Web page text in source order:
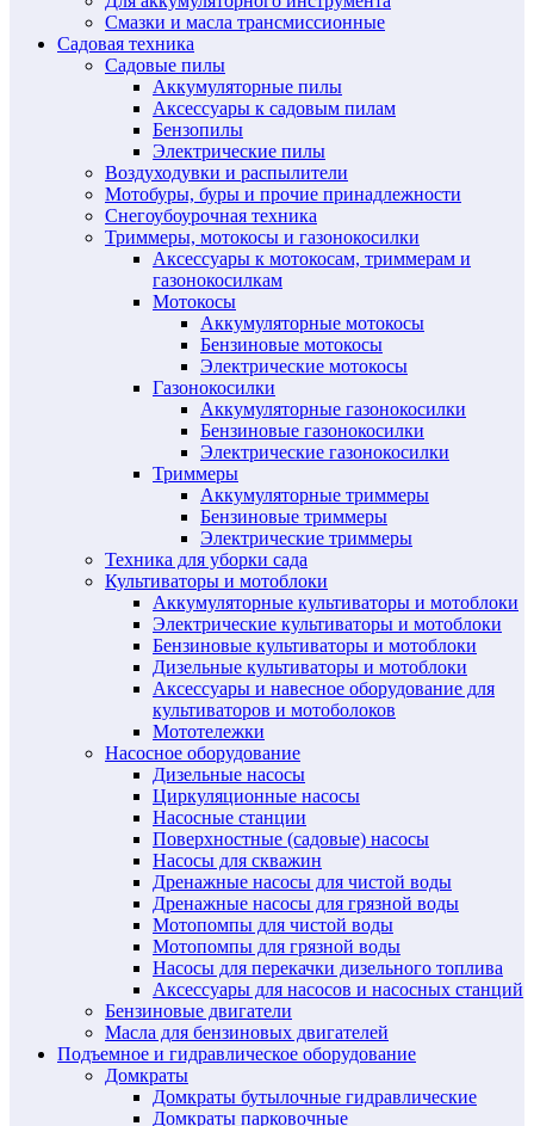
Смазки и масла трансмиссионные
Садовая техника
Садовые пилы
Аккумуляторные пилы
Аксессуары к садовым пилам
Бензопилы
Электрические пилы
Воздуходувки и распылители
Мотобуры, буры и прочие принадлежности
Снегоубоурочная техника
Триммеры, мотокосы и газонокосилки
Аксессуары к мотокосам, триммерам и
газонокосилкам
Мотокосы
Аккумуляторные мотокосы
Бензиновые мотокосы
Электрические мотокосы
Газонокосилки
Аккумуляторные газонокосилки
Бензиновые газонокосилки
Электрические газонокосилки
Триммеры
Аккумуляторные триммеры
Бензиновые триммеры
Электрические триммеры
Техника для уборки сада
Культиваторы и мотоблоки
Аккумуляторные культиваторы и мотоблоки
Электрические культиваторы и мотоблоки
Бензиновые культиваторы и мотоблоки
Дизельные культиваторы и мотоблоки
Аксессуары и навесное оборудование для
культиваторов и мотоболоков
Мототележки
Насосное оборудование
Дизельные насосы
Циркуляционные насосы
Насосные станции
Поверхностные (садовые) насосы
Насосы для скважин
Дренажные насосы для чистой воды
Дренажные насосы для грязной воды
Мотопомпы для чистой воды
Мотопомпы для грязной воды
Насосы для перекачки дизельного топлива
Аксессуары для насосов и насосных станций
Бензиновые двигатели
Масла для бензиновых двигателей
Подъемное и гидравлическое оборудование
Домкраты
Домкраты бутылочные гидравлические
Домкраты парковочные